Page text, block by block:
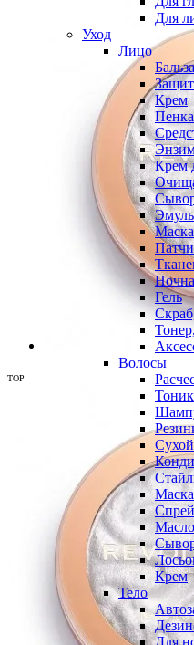
Для
Уход
Лицо
Крем
Пенка
Крем
Маска
Патчи
Гель
Волосы
Тоник
Маска
Спрей
Масло
Крем
Тело
Для
TOP